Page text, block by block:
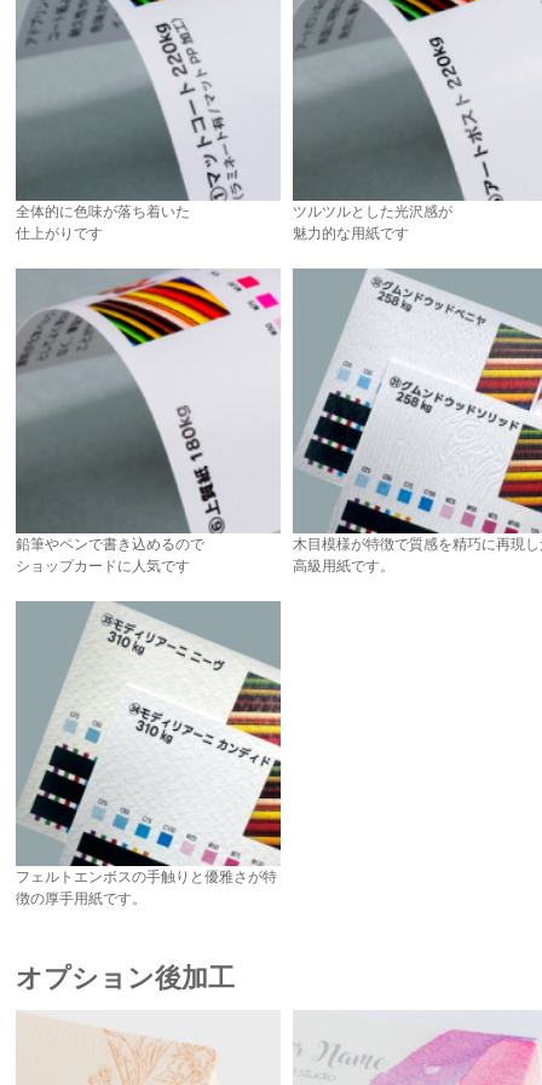
全体的に色味が落ち着いた
仕上がりです
ツルツルとした光沢感が
魅力的な用紙です
鉛筆やペンで書き込めるので
ショップカードに人気です
木目模様が特徴で質感を精巧に再現
高級用紙です。
フェルトエンボスの手触りと優雅さが特
徴の厚手用紙です。
オプション後加工